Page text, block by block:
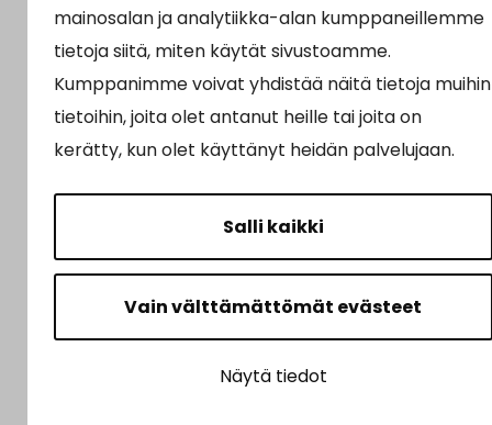
mainosalan ja analytiikka-alan kumppaneillemme
tietoja siitä, miten käytät sivustoamme.
Kumppanimme voivat yhdistää näitä tietoja muihin
tietoihin, joita olet antanut heille tai joita on
kerätty, kun olet käyttänyt heidän palvelujaan.
Salli kaikki
Vain välttämättömät evästeet
Näytä tiedot